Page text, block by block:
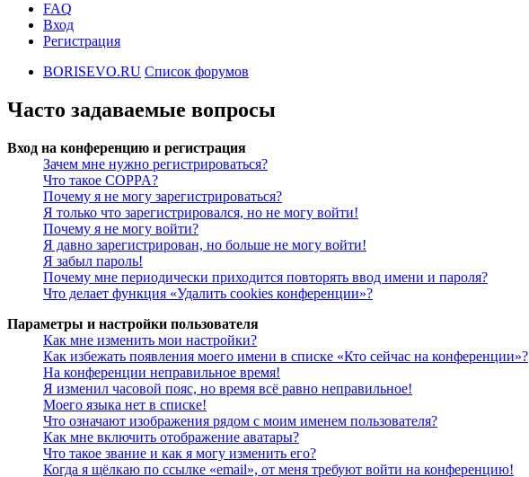
FAQ
Вход
Регистрация
BORISEVO.RU Список форумов
Часто задаваемые вопросы
Вход на конференцию и регистрация
Зачем мне нужно регистрироваться?
Что такое COPPA?
Почему я не могу зарегистрироваться?
Я только что зарегистрировался, но не могу войти!
Почему я не могу войти?
Я давно зарегистрирован, но больше не могу войти!
Я забыл пароль!
Почему мне периодически приходится повторять ввод имени и пароля?
Что делает функция «Удалить cookies конференции»?
Параметры и настройки пользователя
Как мне изменить мои настройки?
Как избежать появления моего имени в списке «Кто сейчас на конференции»?
На конференции неправильное время!
Я изменил часовой пояс, но время всё равно неправильное!
Моего языка нет в списке!
Что означают изображения рядом с моим именем пользователя?
Как мне включить отображение аватары?
Что такое звание и как я могу изменить его?
Когда я щёлкаю по ссылке «email», от меня требуют войти на конференцию!